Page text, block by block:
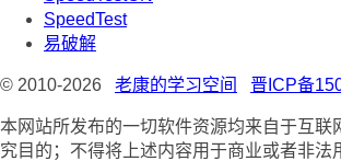
SpeedTest
易破解
© 2010-2026 老康的学习空间 晋ICP备
本网站所发布的一切软件资源均来自于互联
究目的；不得将上述内容用于商业或者非法